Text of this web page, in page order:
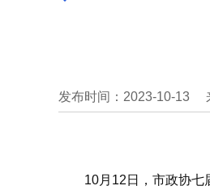
发布时间：2023-10-13
10月12日，市政协七